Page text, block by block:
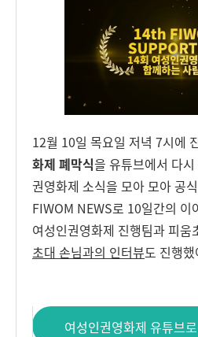
12월 10일 목요일 저녁 7시에
화제 폐막식을 유튜브에서 다
권영화제 소식을 모아 모아 공
FIWOM NEWS로 10일간의 이
여성인권영화제 진행팀과 피움
초대 손님과의 인터뷰도 진행
여성인권영화제 유튜브